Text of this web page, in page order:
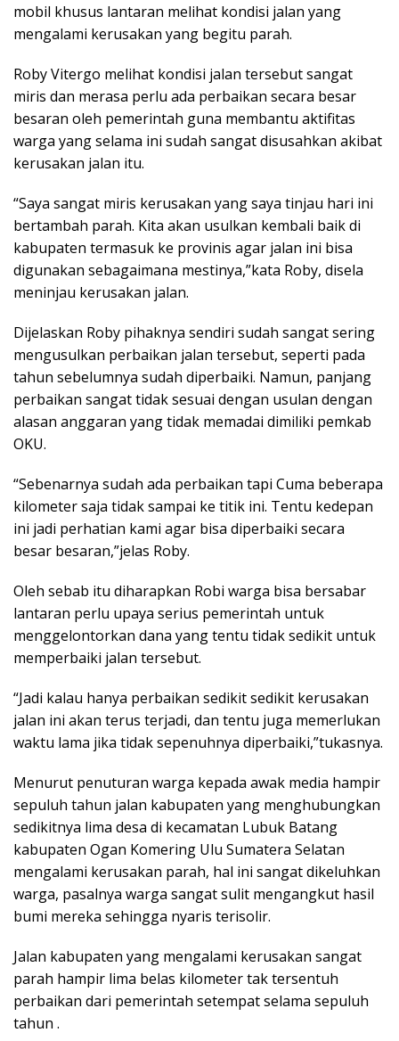
mobil khusus lantaran melihat kondisi jalan yang
mengalami kerusakan yang begitu parah.
Roby Vitergo melihat kondisi jalan tersebut sangat
miris dan merasa perlu ada perbaikan secara besar
besaran oleh pemerintah guna membantu aktifitas
warga yang selama ini sudah sangat disusahkan akibat
kerusakan jalan itu.
“Saya sangat miris kerusakan yang saya tinjau hari ini
bertambah parah. Kita akan usulkan kembali baik di
kabupaten termasuk ke provinis agar jalan ini bisa
digunakan sebagaimana mestinya,”kata Roby, disela
meninjau kerusakan jalan.
Dijelaskan Roby pihaknya sendiri sudah sangat sering
mengusulkan perbaikan jalan tersebut, seperti pada
tahun sebelumnya sudah diperbaiki. Namun, panjang
perbaikan sangat tidak sesuai dengan usulan dengan
alasan anggaran yang tidak memadai dimiliki pemkab
OKU.
“Sebenarnya sudah ada perbaikan tapi Cuma beberapa
kilometer saja tidak sampai ke titik ini. Tentu kedepan
ini jadi perhatian kami agar bisa diperbaiki secara
besar besaran,”jelas Roby.
Oleh sebab itu diharapkan Robi warga bisa bersabar
lantaran perlu upaya serius pemerintah untuk
menggelontorkan dana yang tentu tidak sedikit untuk
memperbaiki jalan tersebut.
“Jadi kalau hanya perbaikan sedikit sedikit kerusakan
jalan ini akan terus terjadi, dan tentu juga memerlukan
waktu lama jika tidak sepenuhnya diperbaiki,”tukasnya.
Menurut penuturan warga kepada awak media hampir
sepuluh tahun jalan kabupaten yang menghubungkan
sedikitnya lima desa di kecamatan Lubuk Batang
kabupaten Ogan Komering Ulu Sumatera Selatan
mengalami kerusakan parah, hal ini sangat dikeluhkan
warga, pasalnya warga sangat sulit mengangkut hasil
bumi mereka sehingga nyaris terisolir.
Jalan kabupaten yang mengalami kerusakan sangat
parah hampir lima belas kilometer tak tersentuh
perbaikan dari pemerintah setempat selama sepuluh
tahun .